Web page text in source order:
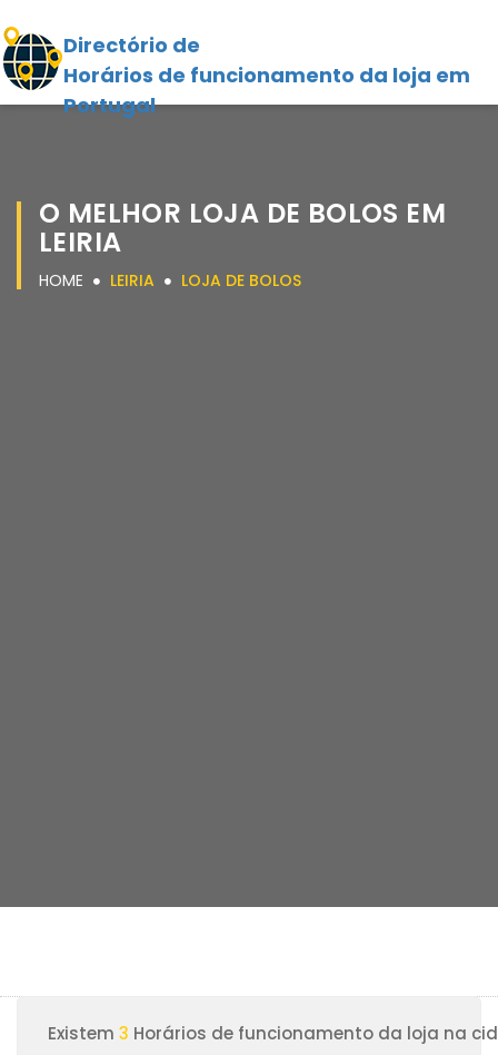
Directório de
Horários de funcionamento da loja em
Portugal
O MELHOR LOJA DE BOLOS EM
LEIRIA
HOME LEIRIA LOJA DE BOLOS
Existem 3 Horários de funcionamento da loja na